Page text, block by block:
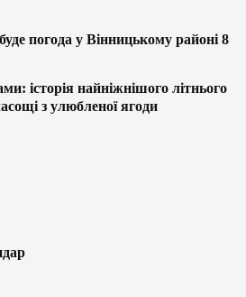
погода у Вінницькому районі 8
історія найніжнішого літнього
з улюбленої ягоди